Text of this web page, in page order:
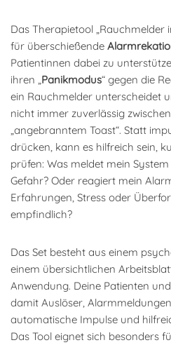
Das Therapietool „Rauchmelder
für überschießende
Patientinnen dabei zu
ihren „ Panikmodus“ gegen die
ein Rauchmelder unterscheidet
nicht immer zuverlässig
„angebranntem Toast“. Statt
drücken, kann es hilfreich sein,
prüfen: Was meldet mein
Gefahr? Oder reagiert mein
Erfahrungen, Stress oder
empfindlich?
Das Set besteht aus einem
einem übersichtlichen
Anwendung. Deine Patienten
damit Auslöser,
automatische Impulse und
Das Tool eignet sich besonders